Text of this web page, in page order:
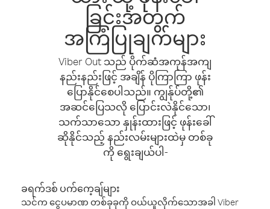
ခြင်းအတွက်
အကြံပြုချက်များ
Viber Out သည် ပိုက်ဆံအကုန်အကျ
နည်းနည်းဖြင့် အချိန် ပိုကြာကြာ ဖုန်း
ပြောနိုင်စေပါသည်။ ကျွန်ုပ်တို့၏
အဆင်ပြေသလို ပြောင်းလဲနိုင်သော၊
သက်သာသော နှုန်းထားဖြင့် ဖုန်းခေါ်
ဆိုနိုင်သည့် နည်းလမ်းများထဲမှ တစ်ခု
ကို ရွေးချယ်ပါ-
ခရက်ဒစ် ပက်ကေ့ချ်များ
သင်က ငွေပမာဏ တစ်ခုခုကို ဝယ်ယူလိုက်သောအခါ Viber